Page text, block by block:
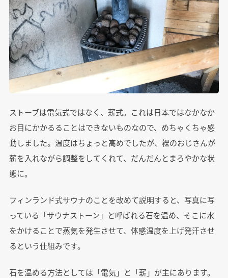
ストーブは電気式ではなく、薪式。これは日本ではなかなか
お目にかかるることはできないものなので、めちゃくちゃ感
動しました。温度はちょっと高めでしたが、裸のおじさんが
薪を入れながら調整をしてくれて、だんだんとまろやかな状
態に。
フィンランド式サウナのことを改めて説明すると、写真に写
っている「サウナストーン」と呼ばれる石を温め、そこに水
をかけることで蒸気を発生させて、体感温度を上げ発汗させ
るという仕組みです。
石を温める方法としては「電気」と「薪」が主にあります。